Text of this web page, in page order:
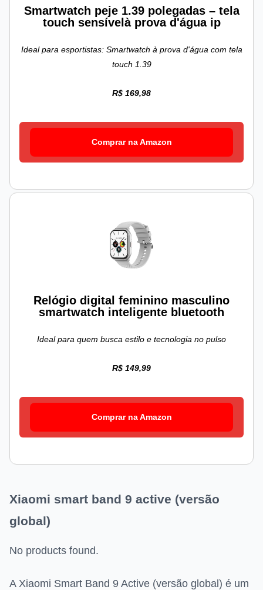
Smartwatch peje 1.39 polegadas – tela
touch sensívelà prova d'água ip
Ideal para esportistas: Smartwatch à prova d'água com tela
touch 1.39
R$ 169,98
Comprar na Amazon
Relógio digital feminino masculino
smartwatch inteligente bluetooth
Ideal para quem busca estilo e tecnologia no pulso
R$ 149,99
Comprar na Amazon
Xiaomi smart band 9 active (versão
global)
No products found.
A Xiaomi Smart Band 9 Active (versão global) é um